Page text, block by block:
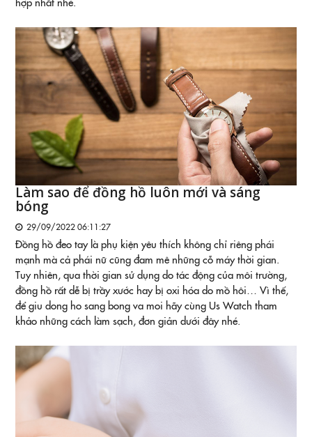
Làm sao để đồng hồ luôn mới và sáng
bóng
29/09/2022 06:11:27
Đồng hồ đeo tay là phụ kiện yêu thích không chỉ riêng phái
mạnh mà cả phái nữ cũng đam mê những cỗ máy thời gian.
Tuy nhiên, qua thời gian sử dụng do tác động của môi trường,
đồng hồ rất dễ bị trầy xước hay bị oxi hóa do mồ hôi… Vì thế,
để giu dong ho sang bong va moi hãy cùng Us Watch tham
khảo những cách làm sạch, đơn giản dưới đây nhé.